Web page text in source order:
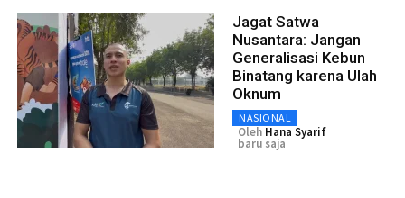
Jagat Satwa
Nusantara: Jangan
Generalisasi Kebun
Binatang karena Ulah
Oknum
NASIONAL
Oleh Hana Syarif
baru saja